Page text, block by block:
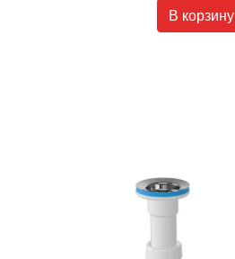
В корзину